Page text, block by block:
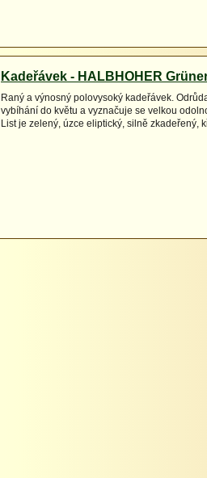
Kadeřávek - HALBHOHER
Raný a výnosný polovysoký kadeřávek.
vybíhání do květu a vyznačuje se velkou
List je zelený, úzce eliptický, silně zkadeřený,